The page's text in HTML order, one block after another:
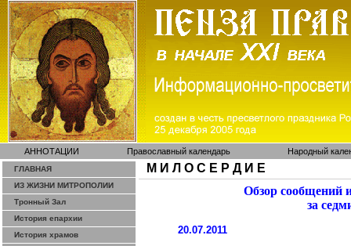
АННОТАЦИИ Православный календарь Народный
ГЛАВНАЯ
ИЗ ЖИЗНИ МИТРОПОЛИИ
Тронный Зал
История епархии
История храмов
М И Л О С Е Р Д И Е
Обзор сообщений
за
20.07.2011